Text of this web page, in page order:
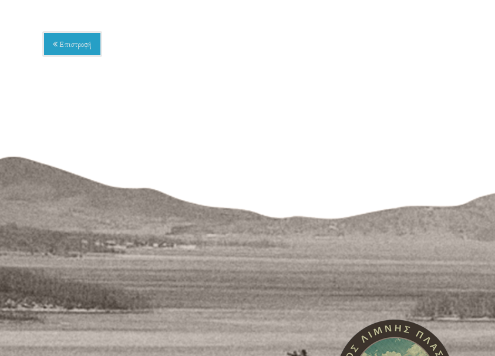
Επιστροφή